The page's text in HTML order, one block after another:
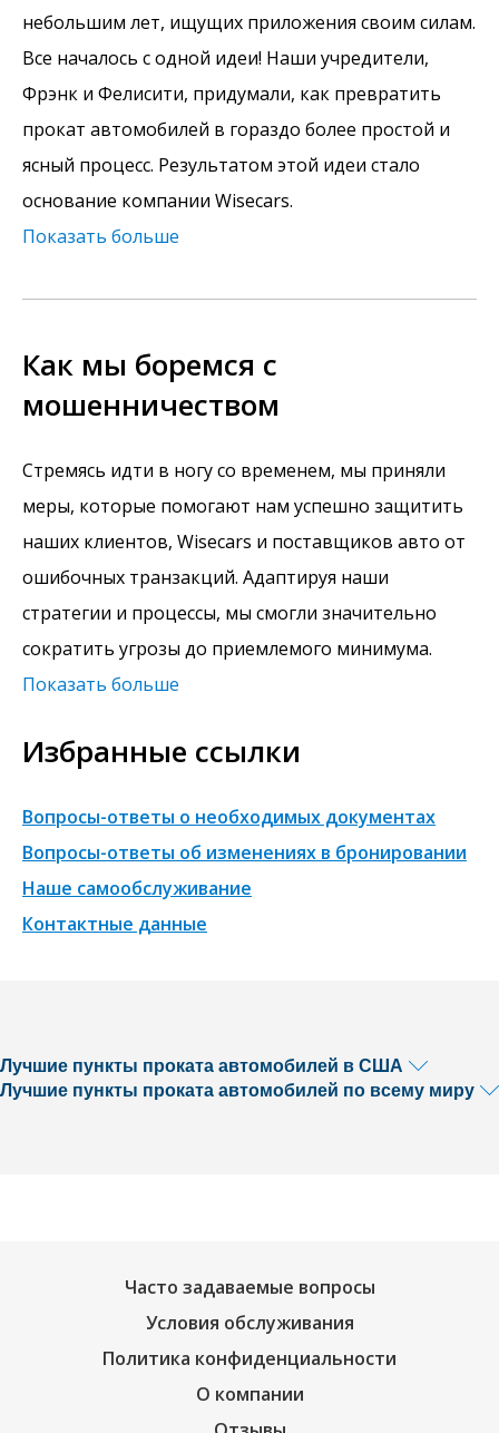
небольшим лет, ищущих приложения своим силам.
Все началось с одной идеи! Наши учредители,
Фрэнк и Фелисити, придумали, как превратить
прокат автомобилей в гораздо более простой и
ясный процесс. Результатом этой идеи стало
основание компании Wisecars.
Показать больше
Как мы боремся с
мошенничеством
Стремясь идти в ногу со временем, мы приняли
меры, которые помогают нам успешно защитить
наших клиентов, Wisecars и поставщиков авто от
ошибочных транзакций. Адаптируя наши
стратегии и процессы, мы смогли значительно
сократить угрозы до приемлемого минимума.
Показать больше
Избранные ссылки
Вопросы-ответы о необходимых документах
Вопросы-ответы об изменениях в бронировании
Наше самообслуживание
Контактные данные
Лучшие пункты проката автомобилей в США
Лучшие пункты проката автомобилей по всему миру
Часто задаваемые вопросы
Условия обслуживания
Политика конфиденциальности
О компании